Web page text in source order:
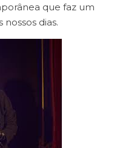
que faz um
dias.